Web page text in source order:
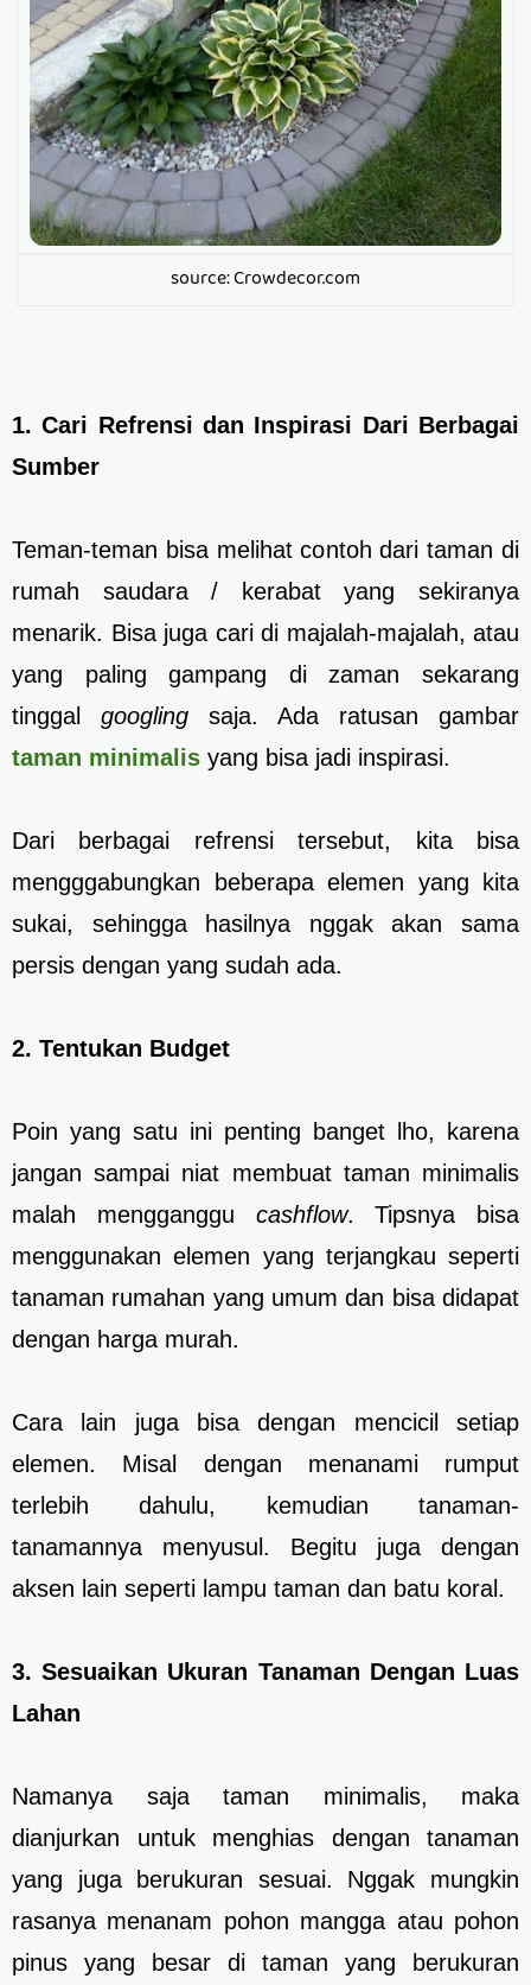
source: Crowdecor.com
1. Cari Refrensi dan Inspirasi Dari Berbagai
Sumber
Teman-teman bisa melihat contoh dari taman di
rumah saudara / kerabat yang sekiranya
menarik. Bisa juga cari di majalah-majalah, atau
yang paling gampang di zaman sekarang
tinggal googling saja. Ada ratusan gambar
taman minimalis yang bisa jadi inspirasi.
Dari berbagai refrensi tersebut, kita bisa
mengggabungkan beberapa elemen yang kita
sukai, sehingga hasilnya nggak akan sama
persis dengan yang sudah ada.
2. Tentukan Budget
Poin yang satu ini penting banget lho, karena
jangan sampai niat membuat taman minimalis
malah mengganggu cashflow. Tipsnya bisa
menggunakan elemen yang terjangkau seperti
tanaman rumahan yang umum dan bisa didapat
dengan harga murah.
Cara lain juga bisa dengan mencicil setiap
elemen. Misal dengan menanami rumput
terlebih dahulu, kemudian tanaman-
tanamannya menyusul. Begitu juga dengan
aksen lain seperti lampu taman dan batu koral.
3. Sesuaikan Ukuran Tanaman Dengan Luas
Lahan
Namanya saja taman minimalis, maka
dianjurkan untuk menghias dengan tanaman
yang juga berukuran sesuai. Nggak mungkin
rasanya menanam pohon mangga atau pohon
pinus yang besar di taman yang berukuran